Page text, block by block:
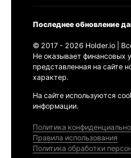
Последнее обновление
© 2017 - 2026 Holder.io |
Не оказывает финансовых
представленная на сайте
характер.
На сайте используются
информации.
Политика
Правила использования
Политика обработки